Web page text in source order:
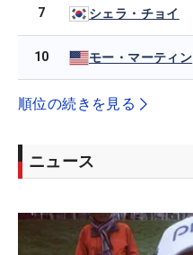
7 シェラ・チョイ
10 モー・マーティン
順位の続きを見る
ニュース